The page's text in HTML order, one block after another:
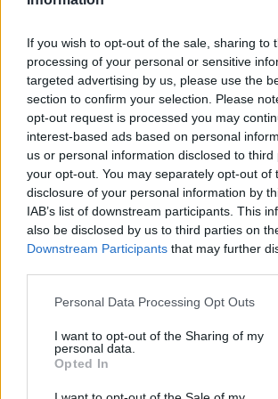
If you wish to opt-out of the sale, sharing to
processing of your personal or sensitive
targeted advertising by us, please use the
section to confirm your selection. Please
opt-out request is processed you may
interest-based ads based on personal
us or personal information disclosed to
your opt-out. You may separately opt-out of
disclosure of your personal information by
IAB’s list of downstream participants. This
also be disclosed by us to third parties on
Downstream Participants that may further
Personal Data Processing Opt Outs
I want to opt-out of the Sharing of my
personal data.
Opted In
nezákonně. Tento fakt je potvrzen stanovisky i
dopisu.
Šance pro budovy: Dostupné bydlení
výstavba. Česko musí lépe využít
budov
5.8.2026
Diskuse: 39
Více než
Česku
dostupné
Podle
se to týká přibližně 1,1 milionu lidí, tedy zhruba
nájmu. K řešení krize dostupnosti bydlení je
mohou nabídnout kvalitní bydlení, například
náklady. Desetina českých domácností totiž
než 40 % svých příjmů.